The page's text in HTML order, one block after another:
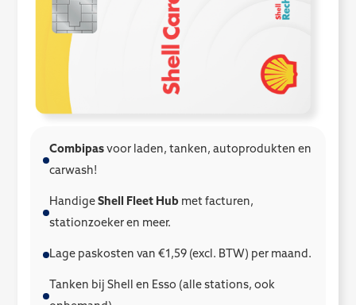
Combipas voor laden, tanken, autoprodukten en
carwash!
HandigeShell Fleet Hub met facturen,
stationzoeker en meer.
Lage paskosten van €1,59 (excl. BTW) per maand.
Tanken bij Shell en Esso (alle stations, ook